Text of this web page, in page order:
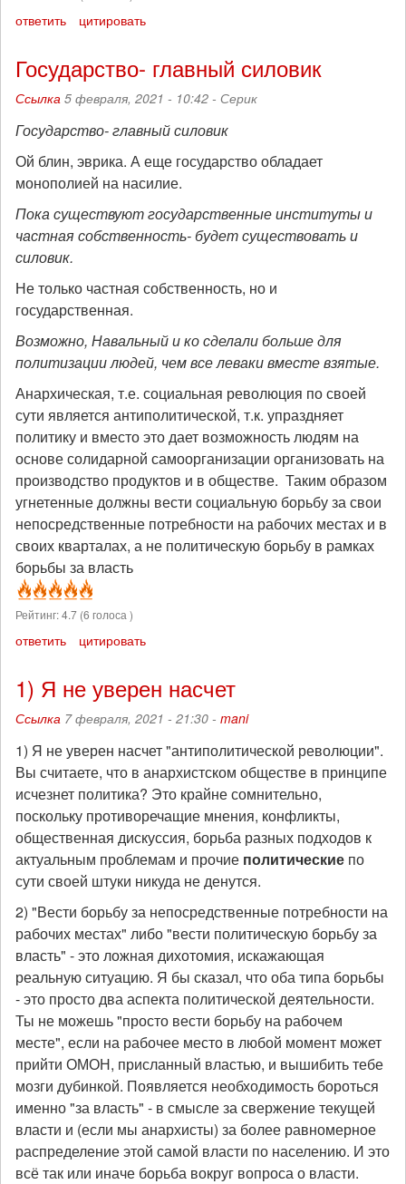
ответить цитировать
Государство- главный силовик
Ссылка 5 февраля, 2021 - 10:42 - Серик
Государство- главный силовик
Ой блин, эврика. А еще государство обладает
монополией на насилие.
Пока существуют государственные институты и
частная собственность- будет существовать и
силовик.
Не только частная собственность, но и
государственная.
Возможно, Навальный и ко сделали больше для
политизации людей, чем все леваки вместе взятые.
Анархическая, т.е. социальная революция по своей
сути является антиполитической, т.к. упраздняет
политику и вместо это дает возможность людям на
основе солидарной самоорганизации организовать на
производство продуктов и в обществе. Таким образом
угнетенные должны вести социальную борьбу за свои
непосредственные потребности на рабочих местах и в
своих кварталах, а не политическую борьбу в рамках
борьбы за власть
Рейтинг:4.7 (6 голоса )
ответить цитировать
1) Я не уверен насчет
Ссылка 7 февраля, 2021 - 21:30 - mani
1) Я не уверен насчет "антиполитической революции".
Вы считаете, что в анархистском обществе в принципе
исчезнет политика? Это крайне сомнительно,
поскольку противоречащие мнения, конфликты,
общественная дискуссия, борьба разных подходов к
актуальным проблемам и прочие политические по
сути своей штуки никуда не денутся.
2) "Вести борьбу за непосредственные потребности на
рабочих местах" либо "вести политическую борьбу за
власть" - это ложная дихотомия, искажающая
реальную ситуацию. Я бы сказал, что оба типа борьбы
- это просто два аспекта политической деятельности.
Ты не можешь "просто вести борьбу на рабочем
месте", если на рабочее место в любой момент может
прийти ОМОН, присланный властью, и вышибить тебе
мозги дубинкой. Появляется необходимость бороться
именно "за власть" - в смысле за свержение текущей
власти и (если мы анархисты) за более равномерное
распределение этой самой власти по населению. И это
всё так или иначе борьба вокруг вопроса о власти.